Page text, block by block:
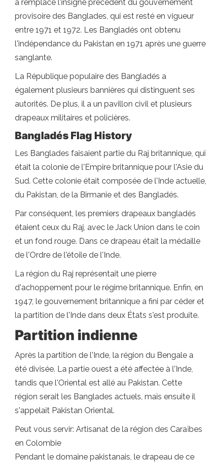
a remplacé l'insigne précédent du gouvernement
provisoire des Banglades, qui est resté en vigueur
entre 1971 et 1972. Les Bangladés ont obtenu
l'indépendance du Pakistan en 1971 après une guerre
sanglante.
La République populaire des Bangladés a
également plusieurs bannières qui distinguent ses
autorités. De plus, il a un pavillon civil et plusieurs
drapeaux militaires et policières.
Bangladés Flag History
Les Banglades faisaient partie du Raj britannique, qui
était la colonie de l'Empire britannique pour l'Asie du
Sud. Cette colonie était composée de l'Inde actuelle,
du Pakistan, de la Birmanie et des Bangladés.
Par conséquent, les premiers drapeaux bangladés
étaient ceux du Raj, avec le Jack Union dans le coin
et un fond rouge. Dans ce drapeau était la médaille
de l'Ordre de l'étoile de l'Inde.
La région du Raj représentait une pierre
d'achoppement pour le régime britannique. Enfin, en
1947, le gouvernement britannique a fini par céder et
la partition de l'Inde dans deux États s'est produite.
Partition indienne
Après la partition de l'Inde, la région du Bengale a
été divisée. La partie ouest a été affectée à l'Inde,
tandis que l'Oriental est allé au Pakistan. Cette
région serait les Banglades actuels, mais ensuite il
s'appelait Pakistan Oriental.
Peut vous servir: Artisanat de la région des Caraïbes
en Colombie
Pendant le domaine pakistanais, le drapeau de ce